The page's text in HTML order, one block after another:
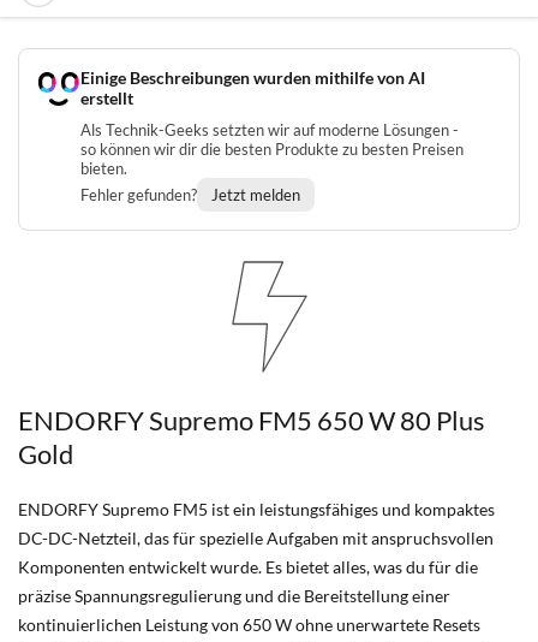
Einige Beschreibungen wurden mithilfe von AI
erstellt
Als Technik-Geeks setzten wir auf moderne Lösungen -
so können wir dir die besten Produkte zu besten Preisen
bieten.
Fehler gefunden?
Jetzt melden
ENDORFY Supremo FM5 650 W 80 Plus
Gold
ENDORFY Supremo FM5 ist ein leistungsfähiges und kompaktes
DC-DC-Netzteil, das für spezielle Aufgaben mit anspruchsvollen
Komponenten entwickelt wurde. Es bietet alles, was du für die
präzise Spannungsregulierung und die Bereitstellung einer
kontinuierlichen Leistung von 650 W ohne unerwartete Resets